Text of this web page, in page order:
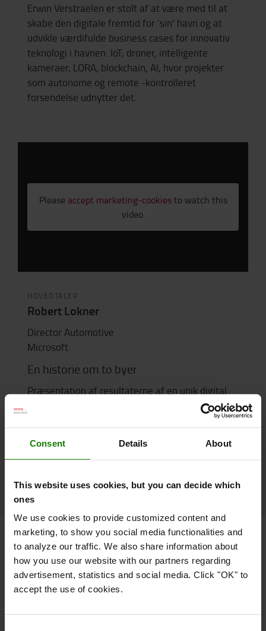
Consent Details About
This website uses cookies, but you can decide which
ones
We use cookies to provide customized content and
marketing, to show you social media functionalities and
to analyze our traffic. We also share information about
how you use our website with our partners regarding
advertisement, statistics and social media. Click "OK" to
accept the use of cookies.
Erwin Verstraelen er stolt af at være med til at
skabe den digitale fremtid for 'sin' havn og at
udvikle værdifulde business cases for innovativ
teknologi i havnen: IoT, droner, intelligente
kameraer, LORA, blockchain, AI, hvor projekter
som autonome og remote -kontrolleret
forsendelse udnytter det.
Please accept marketing-cookiesto watch this
video.
HOVEDTALER
Robert Lokner
Director Automotive
Microsoft
En historie om to byer
Præsentation af resultaterne af en unik digital
twinning-øvelse for at forudsige konsekvensen
fokuscase.
Digitaliseringens magt